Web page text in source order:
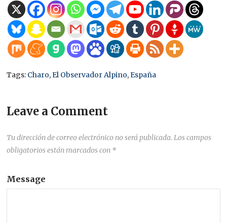
Tags: Charo,El Observador Alpino,España
Leave a Comment
Tu dirección de correo electrónico no será publicada. Los campos
obligatorios están marcados con *
Message